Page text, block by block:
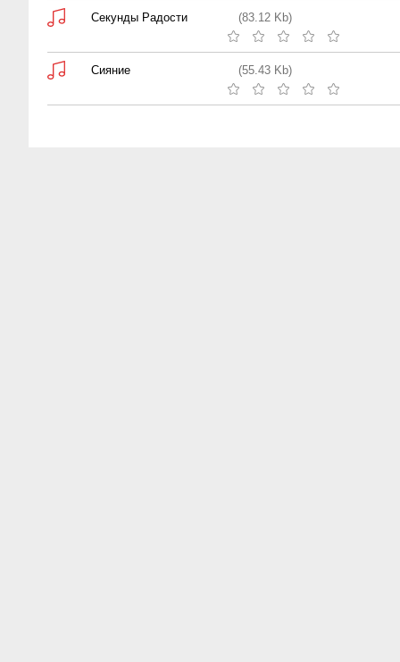
Секунды Радости (83.12 Kb)
Сияние (55.43 Kb)